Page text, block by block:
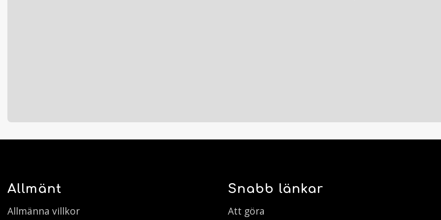
Allmänt
Allmänna villkor
Snabb länkar
Att göra